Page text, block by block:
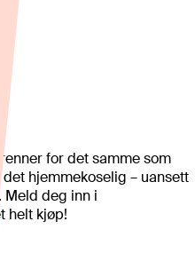
for det samme som
hjemmekoselig – uansett
Meld deg inn i
helt kjøp!